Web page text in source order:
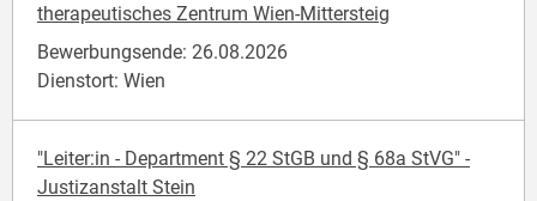
therapeutisches Zentrum Wien-Mittersteig
Bewerbungsende: 26.08.2026
Dienstort: Wien
"Leiter:in - Department § 22 StGB und § 68a StVG" -
Justizanstalt Stein